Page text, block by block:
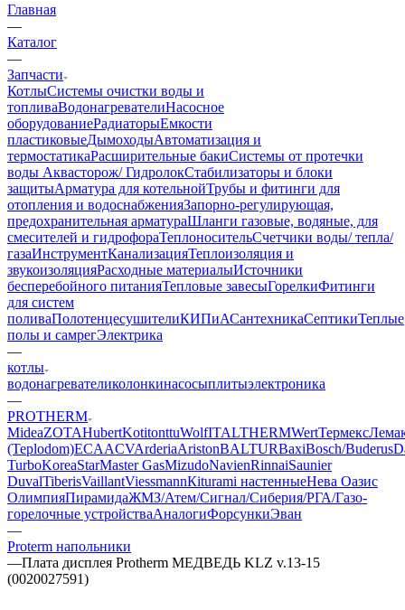
Главная
—
Каталог
—
Запчасти
КотлыСистемы очистки воды и
топливаВодонагревателиНасосное
оборудованиеРадиаторыЕмкости
пластиковыеДымоходыАвтоматизация и
термостатикаРасширительные бакиСистемы от протечки
воды Аквасторож/ ГидролокСтабилизаторы и блоки
защитыАрматура для котельнойТрубы и фитинги для
отопления и водоснабженияЗапорно-регулирующая,
предохранительная арматураШланги газовые, водяные, для
смесителей и гидрофораТеплоносительСчетчики воды/ тепла/
газаИнструментКанализацияТеплоизоляция и
звукоизоляцияРасходные материалыИсточники
бесперебойного питанияТепловые завесыГорелкиФитинги
для систем
поливаПолотенцесушителиКИПиАСантехникаСептикиТеплые
полы и самрегЭлектрика
—
котлы
водонагревателиколонкинасосыплитыэлектроника
—
PROTHERM
MideaZOTAHubertKotitonttuWolfITALTHERMWertТермекс
(Teplodom)ECAACVArderiaAristonBALTURBaxiBosch/Buderus
TurboKoreaStarMaster GasMizudoNavienRinnaiSaunier
DuvalTiberisVaillantViessmannКiturami настенныеНева Оазис
ОлимпияПирамидаЖМЗ/Атем/Сигнал/Сиберия/РГА/Газо-
горелочные устройстваAналогиФорсункиЭван
—
Proterm напольники
—Плата дисплея Protherm МЕДВЕДЬ KLZ v.13-15
(0020027591)